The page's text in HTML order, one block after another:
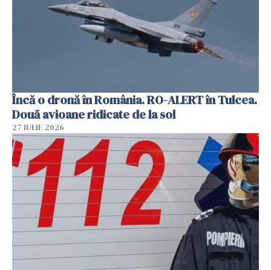
Încă o dronă în România. RO-ALERT în Tulcea.
Două avioane ridicate de la sol
27 IULIE 2026